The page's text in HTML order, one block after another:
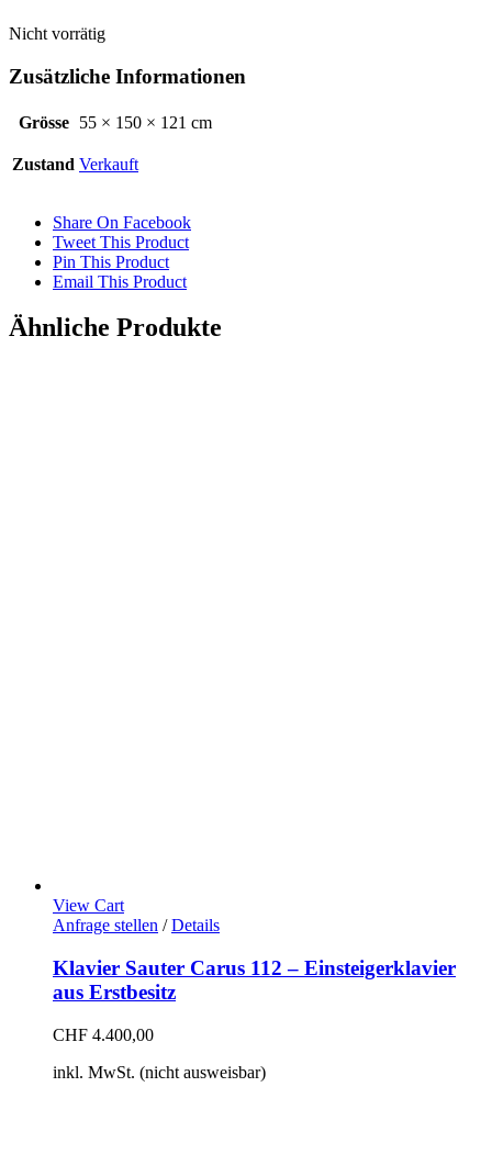
Nicht vorrätig
Zusätzliche Informationen
Grösse 55 × 150 × 121 cm
Zustand Verkauft
Share On Facebook
Tweet This Product
Pin This Product
Email This Product
Ähnliche Produkte
View Cart
Anfrage stellen / Details
Klavier Sauter Carus 112 – Einsteigerklavier
aus Erstbesitz
CHF 4.400,00
inkl. MwSt. (nicht ausweisbar)